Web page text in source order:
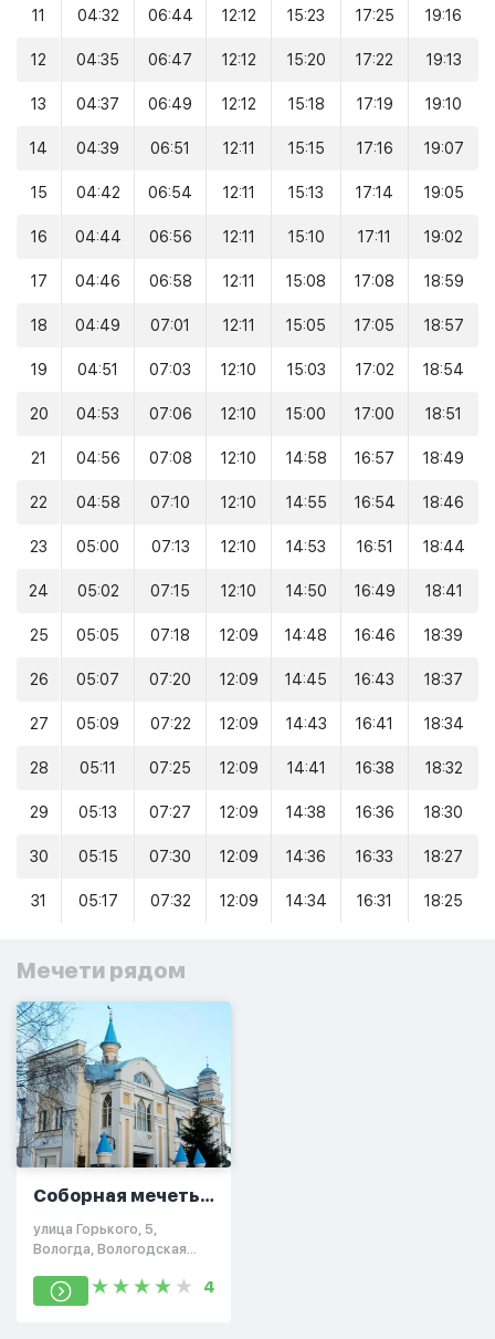
11 04:32 06:44 12:12 15:23 17:25 19:16
12 04:35 06:47 12:12 15:20 17:22 19:13
13 04:37 06:49 12:12 15:18 17:19 19:10
14 04:39 06:51 12:11 15:15 17:16 19:07
15 04:42 06:54 12:11 15:13 17:14 19:05
16 04:44 06:56 12:11 15:10 17:11 19:02
17 04:46 06:58 12:11 15:08 17:08 18:59
18 04:49 07:01 12:11 15:05 17:05 18:57
19 04:51 07:03 12:10 15:03 17:02 18:54
20 04:53 07:06 12:10 15:00 17:00 18:51
21 04:56 07:08 12:10 14:58 16:57 18:49
22 04:58 07:10 12:10 14:55 16:54 18:46
23 05:00 07:13 12:10 14:53 16:51 18:44
24 05:02 07:15 12:10 14:50 16:49 18:41
25 05:05 07:18 12:09 14:48 16:46 18:39
26 05:07 07:20 12:09 14:45 16:43 18:37
27 05:09 07:22 12:09 14:43 16:41 18:34
28 05:11 07:25 12:09 14:41 16:38 18:32
29 05:13 07:27 12:09 14:38 16:36 18:30
30 05:15 07:30 12:09 14:36 16:33 18:27
31 05:17 07:32 12:09 14:34 16:31 18:25
Мечети рядом
Соборная мечеть в
Вологде
улица Горького, 5,
Вологда, Вологодская
4